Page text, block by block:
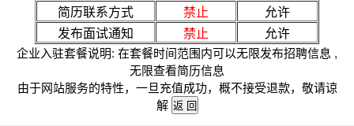
简历联系方式
禁止
允许
发布面试通知
禁止 允许
企业入驻套餐说明: 在套餐时间范围内可以无限发布招聘信息 ,
无限查看简历信息
由于网站服务的特性，一旦充值成功，概不接受退款，敬请谅
解